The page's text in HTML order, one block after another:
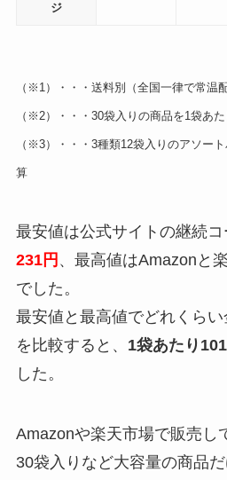
ジ
（※1）・・・送料別（全国一律で常温
（※2）・・・30袋入りの商品を1袋あ
（※3）・・・3種類12袋入りのアソー
算
最安値は公式サイトの継続
231円 、最高値はAmazonと
でした。
最安値と最高値でどれくら
を比較すると、 1袋あたり
した。
Amazonや楽天市場で販売し
30袋入りなど大容量の商品